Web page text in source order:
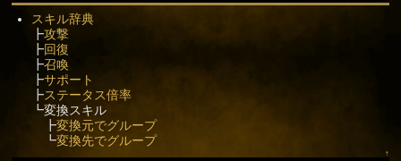
スキル辞典
┣攻撃
┣回復
┣召喚
┣サポート
┣ステータス倍率
┗変換スキル
┣変換元でグループ
┗変換先でグループ
↑